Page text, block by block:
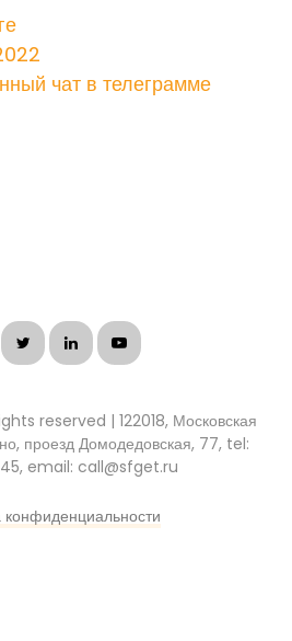
чат в телеграмме
reserved | 122018, Московская
проезд Домодедовская, 77, tel:
email: call@sfget.ru
конфиденциальности